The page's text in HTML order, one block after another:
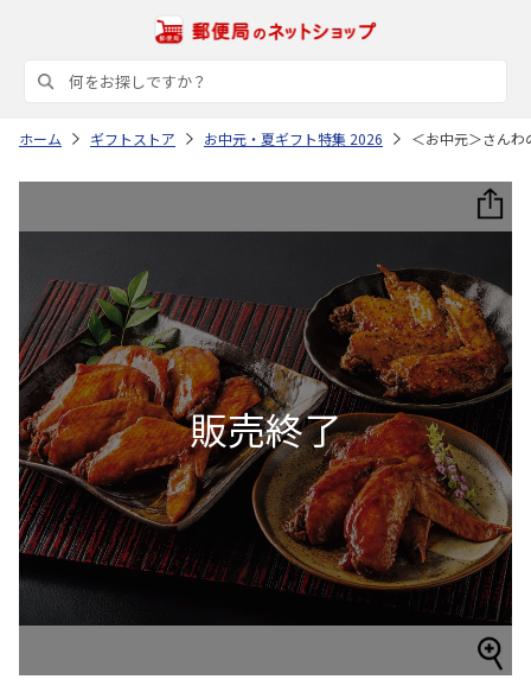
ホーム ギフトストア お中元・夏ギフト特集 2026 ＜お中元＞さん